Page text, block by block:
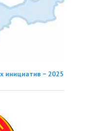
инициатив − 2025